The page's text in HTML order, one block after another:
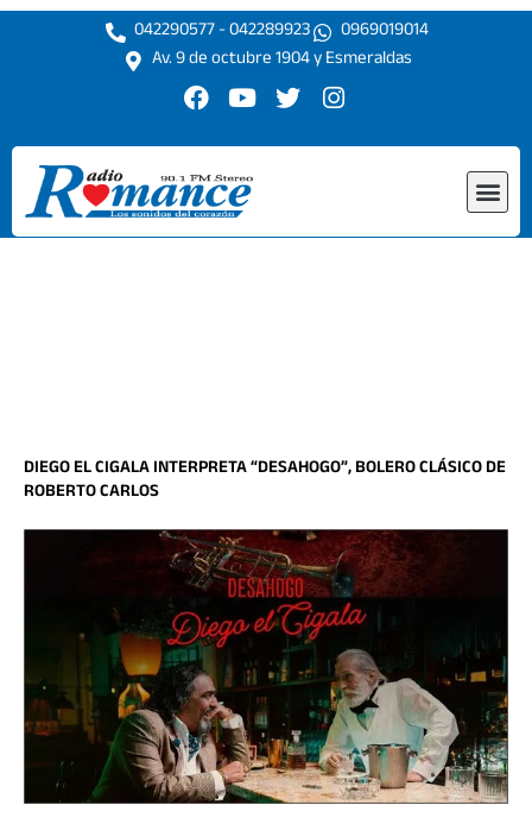
Ir
042290577 - 042289923
0969019014
Av. 9 de octubre 1904 y Esmeraldas
F
c
e
b
o
o
Y
u
t
u
b
e
T
i
r
I
s
r
DIEGO EL CIGALA INTERPRETA “DESAHOGO”, BOLERO CLÁSICO DE
ROBERTO CARLOS